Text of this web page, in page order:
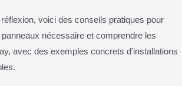
voici des conseils pratiques pour
nécessaire et comprendre les
avec des exemples concrets d’installations